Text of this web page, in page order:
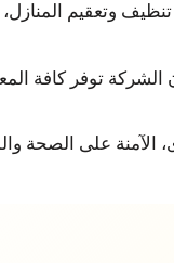
وتعقيم المنازل،
توفر كافة
الآمنة على الصحة